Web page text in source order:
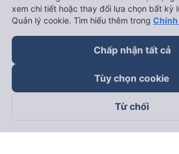
xem chi tiết hoặc thay đổi lựa chọn bất kỳ
Quản lý cookie. Tìm hiểu thêm trong Chính
Chấp nhận tất cả
Tùy chọn cookie
Từ chối